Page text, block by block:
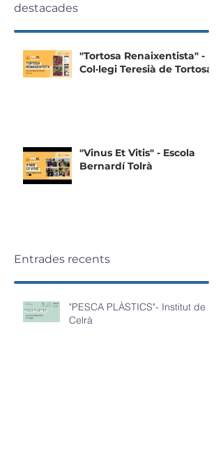
destacades
"Tortosa Renaixentista" -
Col·legi Teresià de Tortosa
"Vinus Et Vitis" - Escola
Bernardí Tolrà
Entrades recents
"PESCA PLÀSTICS"- Institut de
Celrà